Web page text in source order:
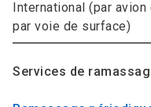
International (par avion
par voie de surface)
Services de